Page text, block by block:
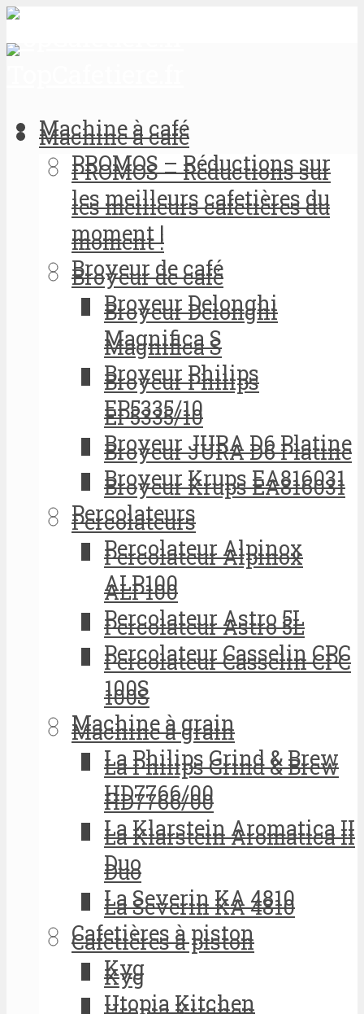
Machine à café
PROMOS – Réductions sur
les meilleurs cafetières du
moment !
Broyeur de café
Broyeur Delonghi
Magnifica S
Broyeur Philips
EP5335/10
Broyeur JURA D6 Platine
Broyeur Krups EA816031
Percolateurs
Percolateur Alpinox
ALP100
Percolateur Astro 5L
Percolateur Casselin CPC
100S
Machine à grain
La Philips Grind & Brew
HD7766/00
La Klarstein Aromatica II
Duo
La Severin KA 4810
Cafetières à piston
Kyg
Utopia Kitchen
Machine à café
PROMOS – Réductions sur
les meilleurs cafetières du
moment !
Broyeur de café
Broyeur Delonghi
Magnifica S
Broyeur Philips
EP5335/10
Broyeur JURA D6 Platine
Broyeur Krups EA816031
Percolateurs
Percolateur Alpinox
ALP100
Percolateur Astro 5L
Percolateur Casselin CPC
100S
Machine à grain
La Philips Grind & Brew
HD7766/00
La Klarstein Aromatica II
Duo
La Severin KA 4810
Cafetières à piston
Kyg